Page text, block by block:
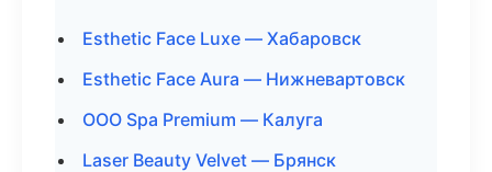
Esthetic Face Luxe — Хабаровск
Esthetic Face Aura — Нижневартовск
ООО Spa Premium — Калуга
Laser Beauty Velvet — Брянск